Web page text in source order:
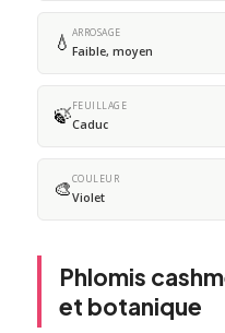
💧 ARROSAGE
Faible, moyen
🍃FEUILLAGE
Caduc
🎨COULEUR
Violet
Phlomis
et botanique